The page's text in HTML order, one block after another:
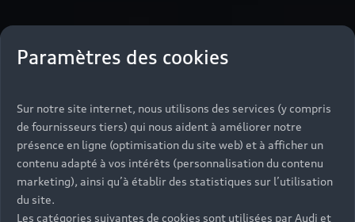
Paramètres des cookies
Sur notre site internet, nous utilisons des services (y compris
de fournisseurs tiers) qui nous aident à améliorer notre
présence en ligne (optimisation du site web) et à afficher un
contenu adapté à vos intérêts (personnalisation du contenu
marketing), ainsi qu’à établir des statistiques sur l’utilisation
du site.
Les catégories suivantes de cookies sont utilisées par Audi et